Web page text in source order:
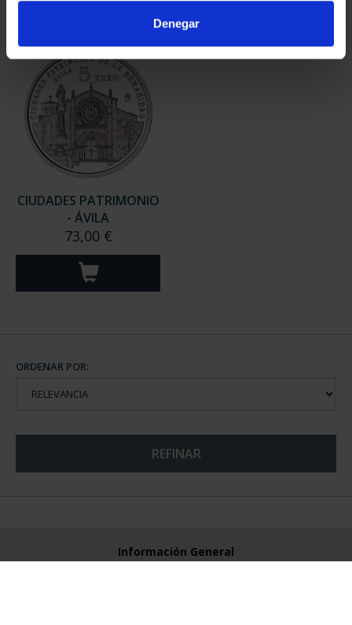
Denegar
CIUDADES PATRIMONIO
- ÁVILA
73,00 €
ORDENAR POR:
REFINAR
Información General